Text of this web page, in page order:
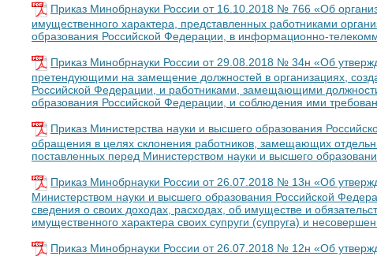
Приказ Минобрнауки России от 16.10.2018 № 766 «Об
имущественного характера, представленных работниками
образования Российской Федерации, в информационно-
Приказ Минобрнауки России от 29.08.2018 № 34н «Об
претендующими на замещение должностей в организациях,
Российской Федерации, и работниками, замещающими
образования Российской Федерации, и соблюдения ими
Приказ Министерства науки и высшего образования
обращения в целях склонения работников, замещающих
поставленных перед Министерством науки и высшего
Приказ Минобрнауки России от 26.07.2018 № 13н «Об
Министерством науки и высшего образования Российской
сведения о своих доходах, расходах, об имуществе и
имущественного характера своих супруги (супруга) и
Приказ Минобрнауки России от 26.07.2018 № 12н «Об